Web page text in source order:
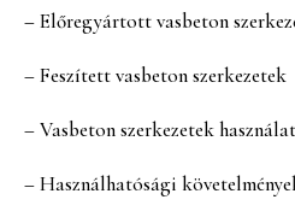
– Előregyártott vasbeton
– Feszített vasbeton szerkezetek
– Vasbeton szerkezetek
– Használhatósági